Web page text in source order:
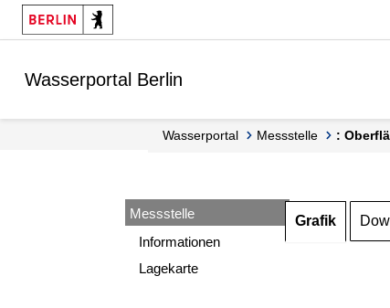
Springe zur Navigation
Springe zum Inhalt
Wasserportal Berlin
Wasserportal Messstelle :
Messstelle
Informationen
Lagekarte
Grafik